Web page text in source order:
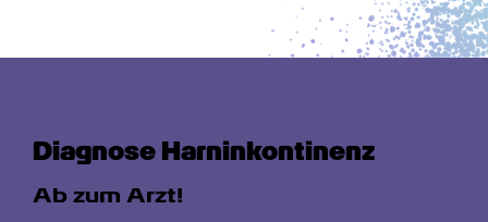
Diagnose Harn­inkontinenz
Ab zum Arzt!